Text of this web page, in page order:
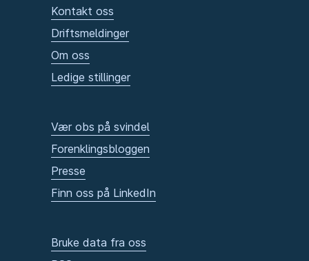
Kontakt oss
Driftsmeldinger
Om oss
Ledige stillinger
Vær obs på svindel
Forenklingsbloggen
Presse
Finn oss på LinkedIn
Bruke data fra oss